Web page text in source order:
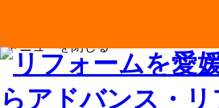
メニューを閉じる